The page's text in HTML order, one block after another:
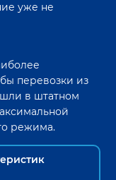
уже не
перевозки из
в штатном
режима.